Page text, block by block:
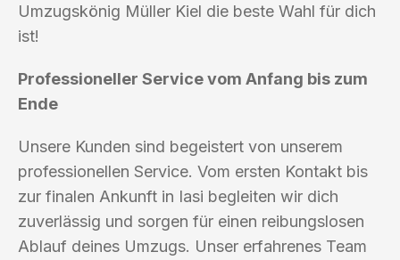
Umzugskönig Müller Kiel die beste Wahl für dich
ist!
Professioneller Service vom Anfang bis zum
Ende
Unsere Kunden sind begeistert von unserem
professionellen Service. Vom ersten Kontakt bis
zur finalen Ankunft in Iasi begleiten wir dich
zuverlässig und sorgen für einen reibungslosen
Ablauf deines Umzugs. Unser erfahrenes Team